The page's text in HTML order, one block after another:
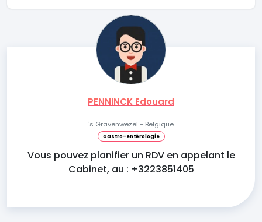
PENNINCK Edouard
's Gravenwezel - Belgique
Gastro-entérologie
Vous pouvez planifier un RDV en appelant le
Cabinet, au : +3223851405